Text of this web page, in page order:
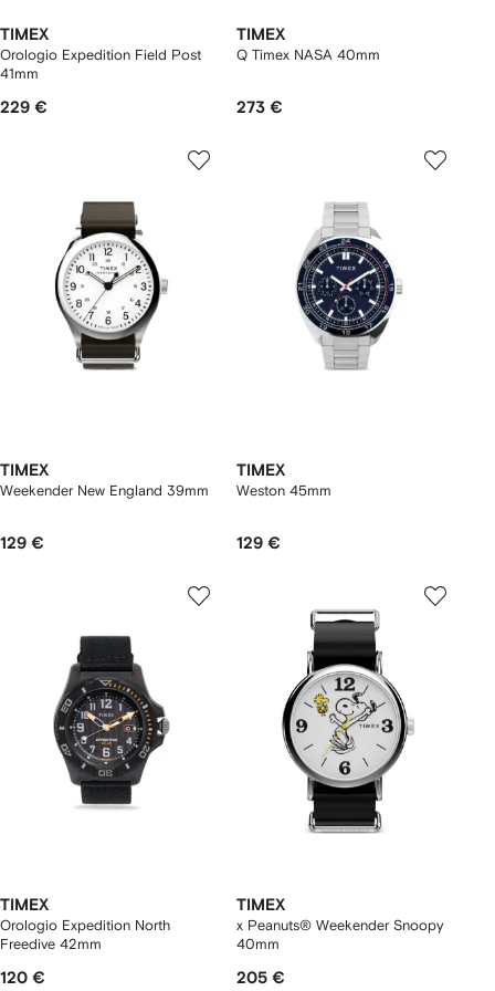
TIMEX
Orologio Expedition Field Post
41mm
229 €
TIMEX
Q Timex NASA 40mm
273 €
TIMEX
Weekender New England 39mm
129 €
TIMEX
Weston 45mm
129 €
TIMEX
Orologio Expedition North
Freedive 42mm
120 €
TIMEX
x Peanuts® Weekender Snoopy
40mm
205 €